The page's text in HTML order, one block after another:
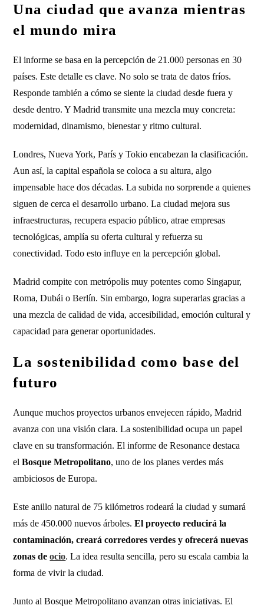
Una ciudad que avanza mientras
el mundo mira
El informe se basa en la percepción de 21.000 personas en 30
países. Este detalle es clave. No solo se trata de datos fríos.
Responde también a cómo se siente la ciudad desde fuera y
desde dentro. Y Madrid transmite una mezcla muy concreta:
modernidad, dinamismo, bienestar y ritmo cultural.
Londres, Nueva York, París y Tokio encabezan la clasificación.
Aun así, la capital española se coloca a su altura, algo
impensable hace dos décadas. La subida no sorprende a quienes
siguen de cerca el desarrollo urbano. La ciudad mejora sus
infraestructuras, recupera espacio público, atrae empresas
tecnológicas, amplía su oferta cultural y refuerza su
conectividad. Todo esto influye en la percepción global.
Madrid compite con metrópolis muy potentes como Singapur,
Roma, Dubái o Berlín. Sin embargo, logra superarlas gracias a
una mezcla de calidad de vida, accesibilidad, emoción cultural y
capacidad para generar oportunidades.
La sostenibilidad como base del
futuro
Aunque muchos proyectos urbanos envejecen rápido, Madrid
avanza con una visión clara. La sostenibilidad ocupa un papel
clave en su transformación. El informe de Resonance destaca
elBosque Metropolitano, uno de los planes verdes más
ambiciosos de Europa.
Este anillo natural de 75 kilómetros rodeará la ciudad y sumará
más de 450.000 nuevos árboles.El proyecto reducirá la
contaminación, creará corredores verdes y ofrecerá nuevas
zonas deocio. La idea resulta sencilla, pero su escala cambia la
forma de vivir la ciudad.
Junto al Bosque Metropolitano avanzan otras iniciativas. El